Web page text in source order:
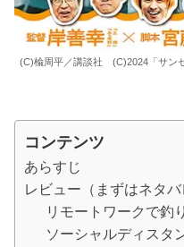
(C)楡周平／講談社 (C)2024「サン
コンテンツ
あらすじ
レビュー（まずはネタバ
リモートワークで釣
ソーシャルディスタ